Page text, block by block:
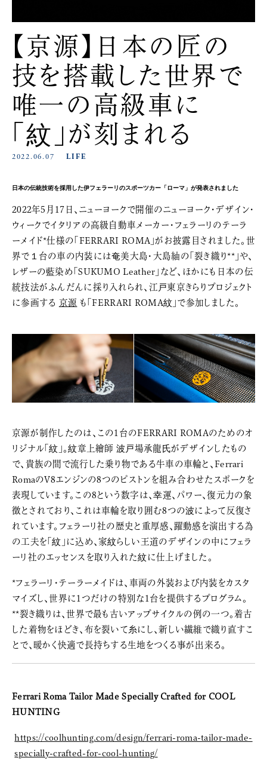
【京源】日本の匠の
技を搭載した世界で
唯一の高級車に
「紋」が刻まれる
2022.06.07 LIFE
日本の伝統技術を採用した伊フェラーリのスポーツカー「ローマ」が発表されました
2022年5月17日、ニューヨークで開催のニューヨーク・デザイン・
ウィークでイタリアの高級自動車メーカー・フェラーリのテーラ
ーメイド*仕様の「FERRARI ROMA」がお披露目されました。世
界で１台の車の内装には奄美大島・大島紬の「裂き織り**」や、
レザーの藍染め「SUKUMO Leather」など、ほかにも日本の伝
統技法がふんだんに採り入れられ、江戸東京きらりプロジェクト
に参画する 京源 も「FERRARI ROMA紋」で参加しました。
京源が制作したのは、この1台のFERRARI ROMAのためのオ
リジナル「紋」。紋章上繪師 波戸場承龍氏がデザインしたもの
で、貴族の間で流行した乗り物である牛車の車輪と、Ferrari
RomaのV8エンジンの8つのピストンを組み合わせたスポークを
表現しています。この8という数字は、幸運、パワー、復元力の象
徴とされており、これは車輪を取り囲む8つの波によって反復さ
れています。フェラーリ社の歴史と重厚感、躍動感を演出する為
の工夫を「紋」に込め、家紋らしい王道のデザインの中にフェラ
ーリ社のエッセンスを取り入れた紋に仕上げました。
*フェラーリ・テーラーメイドは、車両の外装および内装をカスタ
マイズし、世界に1つだけの特別な1台を提供するプログラム。
**裂き織りは、世界で最も古いアップサイクルの例の一つ。着古
した着物をほどき、布を裂いて糸にし、新しい繊維で織り直すこ
とで、暖かく快適で長持ちする生地をつくる事が出来る。
Ferrari Roma Tailor Made Specially Crafted for COOL
HUNTING
https://coolhunting.com/design/ferrari-roma-tailor-made-
specially-crafted-for-cool-hunting/